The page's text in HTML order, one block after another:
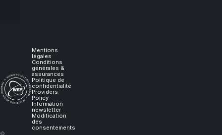
Mentions
légales
Conditions
générales &
assurances
Politique de
confidentialité
Providers
Policy
Information
newsletter
Modification
des
consentements
will
learn."